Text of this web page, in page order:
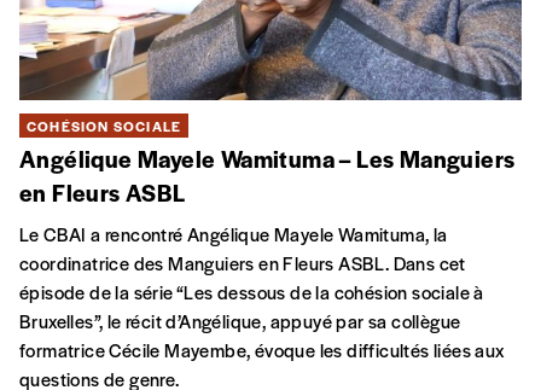
COHÉSION SOCIALE
Angélique Mayele Wamituma – Les Manguiers
en Fleurs ASBL
Le CBAI a rencontré Angélique Mayele Wamituma, la
coordinatrice des Manguiers en Fleurs ASBL. Dans cet
épisode de la série “Les dessous de la cohésion sociale à
Bruxelles”, le récit d’Angélique, appuyé par sa collègue
formatrice Cécile Mayembe, évoque les difficultés liées aux
questions de genre.